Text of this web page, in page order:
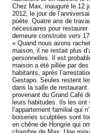
Chez Max, inauguré le 12
2012, le jour de
poète. Quatre ans de
nécessaires pour restaurer
demeure construite vers
« Quand nous avons
maison, il ne restait plus
personnelles. Il est
maison a été pillée par des
habitants, après
Gestapo. Seules restent
dans la salle de
provenant du Grand Café
leurs habitudes. Ils les ont
l’appartement familial qui
boiseries sculptées sont
en chêne de Hongrie qui